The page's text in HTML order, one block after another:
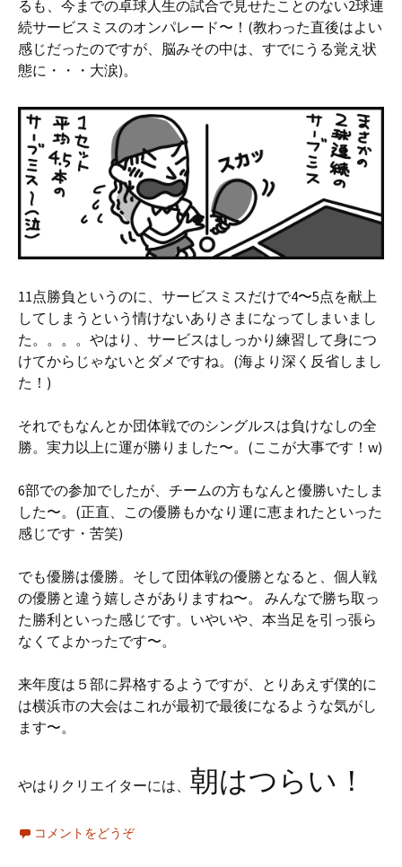
るも、今までの卓球人生の試合で見せたことのない2球連
続サービスミスのオンパレード〜！(教わった直後はよい
感じだったのですが、脳みその中は、すでにうる覚え状
態に・・・大涙)。
11点勝負というのに、サービスミスだけで4〜5点を献上
してしまうという情けないありさまになってしまいまし
た。。。。やはり、サービスはしっかり練習して身につ
けてからじゃないとダメですね。(海より深く反省しまし
た！)
それでもなんとか団体戦でのシングルスは負けなしの全
勝。実力以上に運が勝りました〜。(ここが大事です！w)
6部での参加でしたが、チームの方もなんと優勝いたしま
した〜。(正直、この優勝もかなり運に恵まれたといった
感じです・苦笑)
でも優勝は優勝。そして団体戦の優勝となると、個人戦
の優勝と違う嬉しさがありますね〜。 みんなで勝ち取っ
た勝利といった感じです。いやいや、本当足を引っ張ら
なくてよかったです〜。
来年度は５部に昇格するようですが、とりあえず僕的に
は横浜市の大会はこれが最初で最後になるような気がし
ます〜。
やはりクリエイターには、 朝はつらい！
コメントをどうぞ